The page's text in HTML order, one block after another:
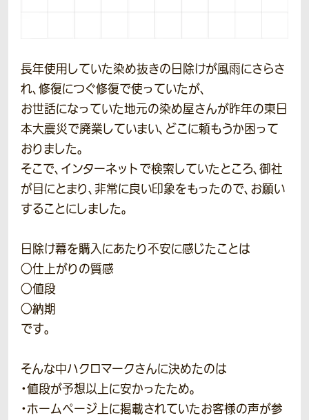
長年使用していた染め抜きの日除けが風雨にさらさ
れ、修復につぐ修復で使っていたが、
お世話になっていた地元の染め屋さんが昨年の東日
本大震災で廃業していまい、どこに頼もうか困って
おりました。
そこで、インターネットで検索していたところ、御社
が目にとまり、非常に良い印象をもったので、お願い
することにしました。
日除け幕を購入にあたり不安に感じたことは
○仕上がりの質感
○値段
○納期
です。
そんな中ハクロマークさんに決めたのは
・値段が予想以上に安かったため。
・ホームページ上に掲載されていたお客様の声が参